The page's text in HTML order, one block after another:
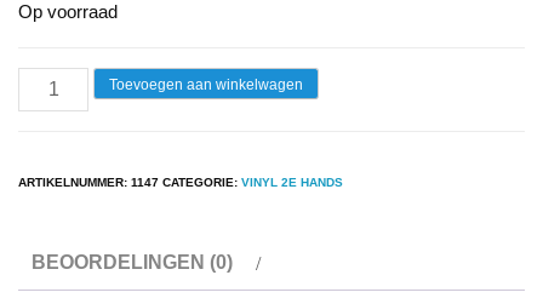
Op voorraad
-
-
Day
In
Toevoegen aan winkelwagen
ARTIKELNUMMER: 1147 CATEGORIE: VINYL 2E HANDS
BEOORDELINGEN (0)